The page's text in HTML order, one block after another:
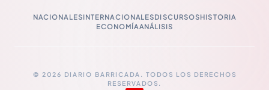
NACIONALESINTERNACIONALESDISCURSOSHISTORIA
ECONOMÍAANÁLISIS
© 2026 DIARIO BARRICADA. TODOS LOS DERECHOS
RESERVADOS.